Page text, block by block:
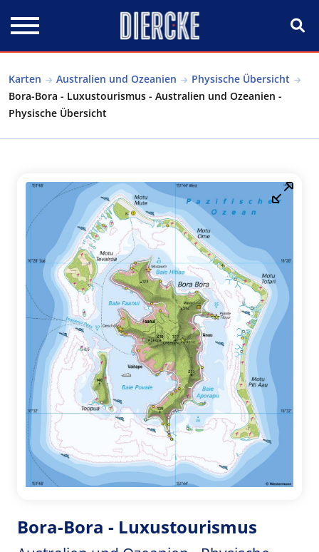
Karten Australien und Ozeanien
Physische Übersicht
Bora-Bora - Luxustourismus - Australien und Ozeanien -
Physische Übersicht
Bora-Bora - Luxustourismus